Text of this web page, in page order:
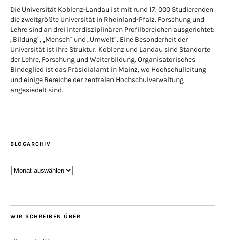
Die Universität Koblenz-Landau ist mit rund 17. 000 Studierenden
die zweitgrößte Universität in Rheinland-Pfalz. Forschung und
Lehre sind an drei interdisziplinären Profilbereichen ausgerichtet:
„Bildung“, „Mensch“ und „Umwelt“. Eine Besonderheit der
Universität ist ihre Struktur. Koblenz und Landau sind Standorte
der Lehre, Forschung und Weiterbildung. Organisatorisches
Bindeglied ist das Präsidialamt in Mainz, wo Hochschulleitung
und einige Bereiche der zentralen Hochschulverwaltung
angesiedelt sind.
BLOGARCHIV
Blogarchiv
WIR SCHREIBEN ÜBER